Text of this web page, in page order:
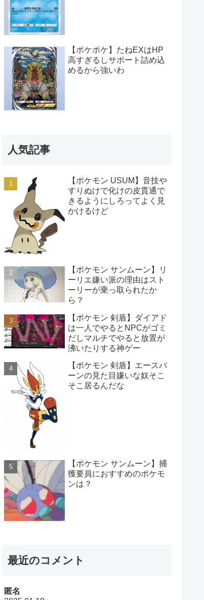
【ポケポケ】たねEXはHP
高すぎるしサポート詰め込
めるから強いわ
人気記事
【ポケモン USUM】音技や
すりぬけで化けの皮貫通で
きるようにしろってよく見
かけるけど
【ポケモン サンムーン】リ
ーリエ嫌い派の理由はスト
ーリーが乗っ取られたか
ら？
【ポケモン 剣盾】ダイアド
は一人でやるとNPCがゴミ
だしマルチでやると放置が
沸いたりする神ゲー
【ポケモン 剣盾】エースバ
ーンの見た目嫌いな奴そこ
そこ居るんだな
【ポケモン サンムーン】捕
獲要員におすすめのポケモ
ンは？
最近のコメント
匿名